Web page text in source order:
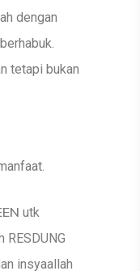
dengan
tetapi bukan
utk
insyaallah